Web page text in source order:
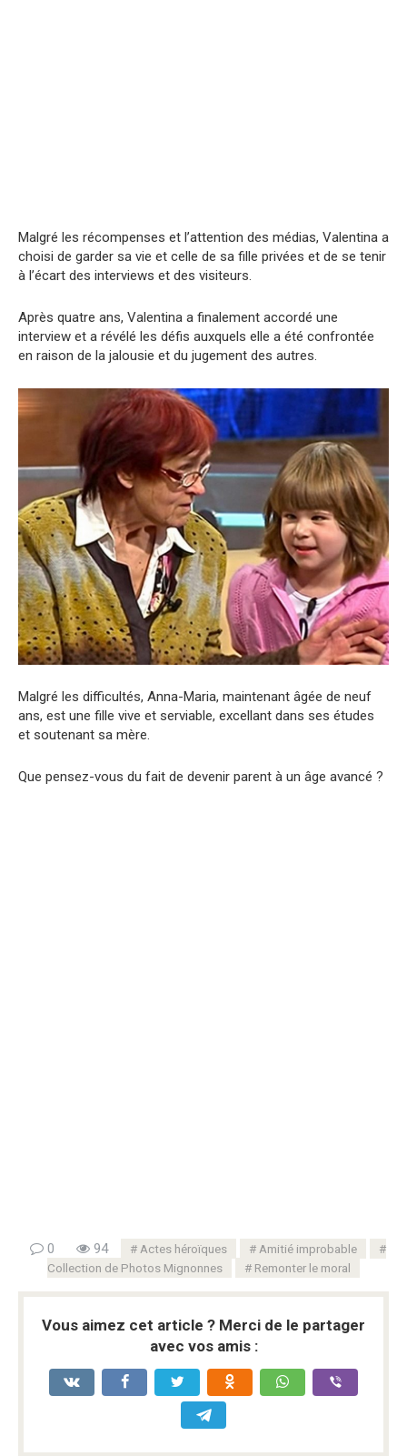
Malgré les récompenses et l’attention des médias, Valentina a
choisi de garder sa vie et celle de sa fille privées et de se tenir
à l’écart des interviews et des visiteurs.
Après quatre ans, Valentina a finalement accordé une
interview et a révélé les défis auxquels elle a été confrontée
en raison de la jalousie et du jugement des autres.
Malgré les difficultés, Anna-Maria, maintenant âgée de neuf
ans, est une fille vive et serviable, excellant dans ses études
et soutenant sa mère.
Que pensez-vous du fait de devenir parent à un âge avancé ?
0 94 Actes héroïques
Amitié improbable
Collection de Photos Mignonnes
Remonter le moral
Vous aimez cet article ? Merci de le partager
avec vos amis :